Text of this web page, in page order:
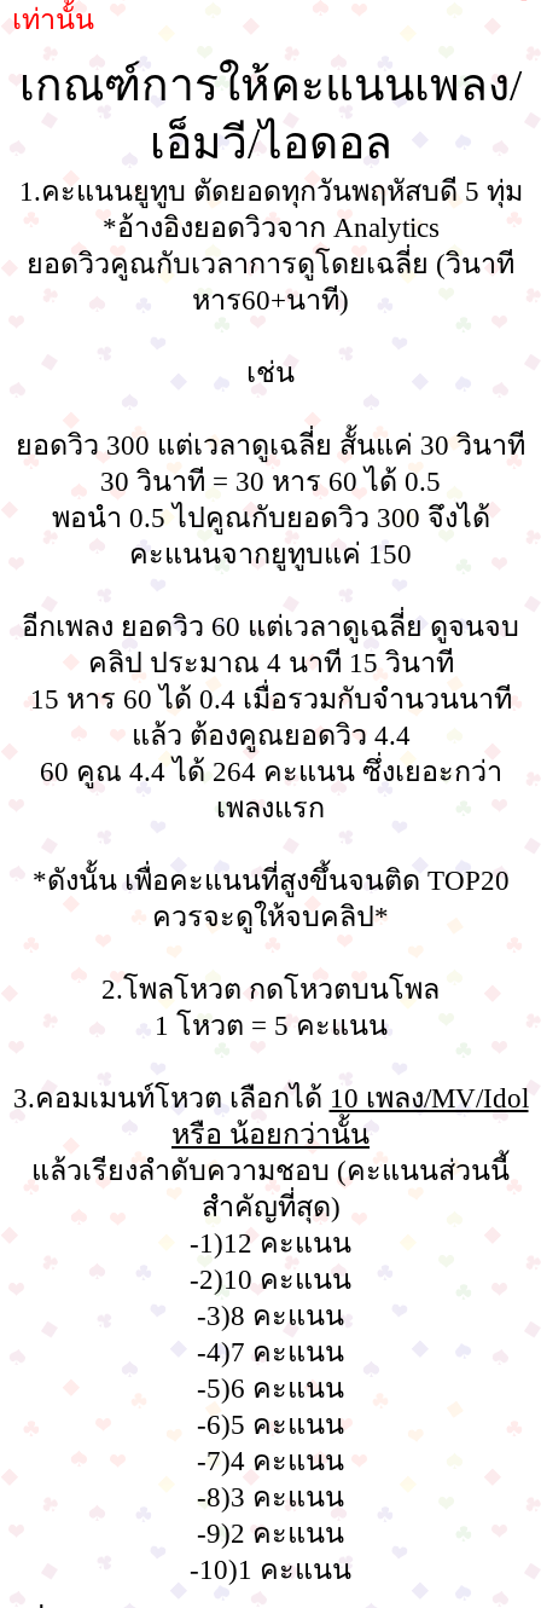
เท่านั้น
เกณฑ์การให้คะแนนเพลง/
เอ็มวี/ไอดอล
1.คะแนนยูทูบ ตัดยอดทุกวันพฤหัสบดี 5 ทุ่ม
*อ้างอิงยอดวิวจาก Analytics
ยอดวิวคูณกับเวลาการดูโดยเฉลี่ย (วินาที
หาร60+นาที)
เช่น
ยอดวิว 300 แต่เวลาดูเฉลี่ย สั้นแค่ 30 วินาที
30 วินาที = 30 หาร 60 ได้ 0.5
พอนำ 0.5 ไปคูณกับยอดวิว 300 จึงได้
คะแนนจากยูทูบแค่ 150
อีกเพลง ยอดวิว 60 แต่เวลาดูเฉลี่ย ดูจนจบ
คลิป ประมาณ 4 นาที 15 วินาที
15 หาร 60 ได้ 0.4 เมื่อรวมกับจำนวนนาที
แล้ว ต้องคูณยอดวิว 4.4
60 คูณ 4.4 ได้ 264 คะแนน ซึ่งเยอะกว่า
เพลงแรก
*ดังนั้น เพื่อคะแนนที่สูงขึ้นจนติด TOP20
ควรจะดูให้จบคลิป*
2.โพลโหวต กดโหวตบนโพล
1 โหวต = 5 คะแนน
3.คอมเมนท์โหวต เลือกได้ 10 เพลง/MV/Idol
หรือ น้อยกว่านั้น
แล้วเรียงลำดับความชอบ (คะแนนส่วนนี้
สำคัญที่สุด)
-1)12 คะแนน
-2)10 คะแนน
-3)8 คะแนน
-4)7 คะแนน
-5)6 คะแนน
-6)5 คะแนน
-7)4 คะแนน
-8)3 คะแนน
-9)2 คะแนน
-10)1 คะแนน